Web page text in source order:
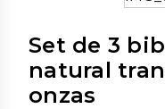
Set de 3
natural
onzas